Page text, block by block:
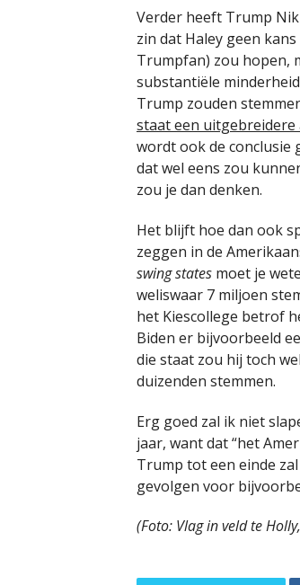
Verder heeft Trump
zin dat Haley geen
Trumpfan) zou hopen,
substantiële
Trump zouden
staat een uitgebreidere
wordt ook de conclusie
dat wel eens zou
zou je dan denken.
Het blijft hoe dan ook
zeggen in de
swing states moet je
weliswaar 7 miljoen
het Kiescollege betrof
Biden er bijvoorbeeld
die staat zou hij toch
duizenden stemmen.
Erg goed zal ik niet
jaar, want dat “het
Trump tot een einde
gevolgen voor
(Foto: Vlag in veld te